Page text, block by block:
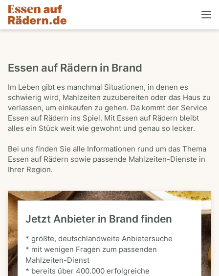
Essen auf Rädern in Brand
Im Leben gibt es manchmal Situationen, in denen es
schwierig wird, Mahlzeiten zuzubereiten oder das Haus zu
verlassen, um einkaufen zu gehen. Da kommt der Service
Essen auf Rädern ins Spiel. Mit Essen auf Rädern bleibt
alles ein Stück weit wie gewohnt und genau so lecker.
Bei uns finden Sie alle Informationen rund um das Thema
Essen auf Rädern sowie passende Mahlzeiten-Dienste in
Ihrer Region.
Jetzt Anbieter in Brand finden
* größte, deutschlandweite Anbietersuche
* mit wenigen Fragen zum passenden
Mahlzeiten-Dienst
* bereits über 400.000 erfolgreiche